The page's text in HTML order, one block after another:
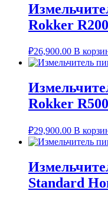
Rokker R200
₽26,900.00 В
Rokker R500
₽29,900.00 В
Standard